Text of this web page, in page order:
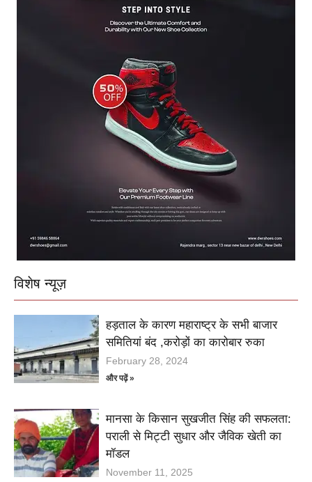
विशेष न्यूज़
हड़ताल के कारण महाराष्ट्र के सभी बाजार
समितियां बंद ,करोड़ों का कारोबार रुका
February 28, 2024
और पढ़ें »
मानसा के किसान सुखजीत सिंह की सफलता:
पराली से मिट्टी सुधार और जैविक खेती का
मॉडल
November 11, 2025